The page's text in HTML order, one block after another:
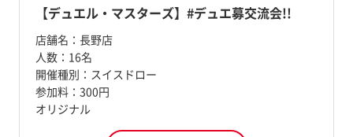
【デュエル・マスターズ】#デュエ募交流会!!
店舗名： 長野店
人数： 16名
開催種別： スイスドロー
参加料： 300円
オリジナル